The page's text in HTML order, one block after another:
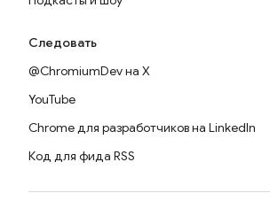
Следовать
@ChromiumDev на X
YouTube
Chrome для разработчиков на LinkedIn
Код для фида RSS